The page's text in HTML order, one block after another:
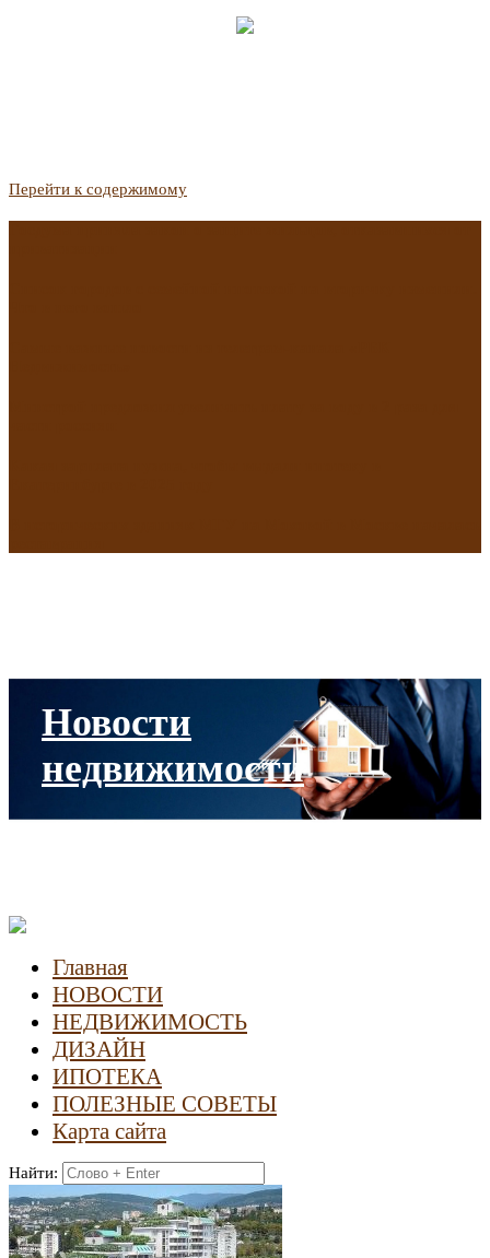
Перейти к содержимому
Новости
недвижимости
Главная
НОВОСТИ
НЕДВИЖИМОСТЬ
ДИЗАЙН
ИПОТЕКА
ПОЛЕЗНЫЕ СОВЕТЫ
Карта сайта
Найти: